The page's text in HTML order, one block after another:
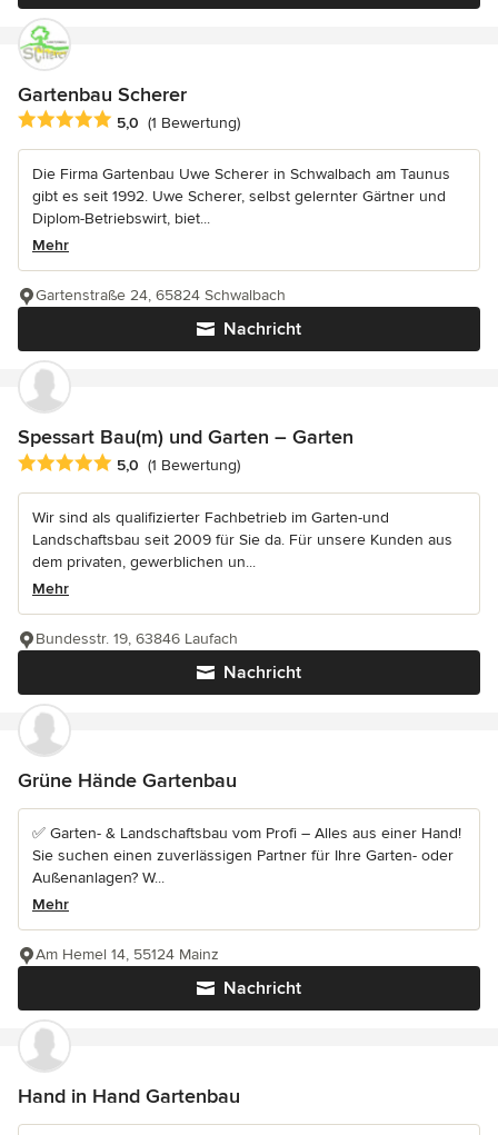
Gartenbau Scherer
Durchschnittliche Bewertung: 5 von 5 Sternen
5,0 (1 Bewertung)
Die Firma Gartenbau Uwe Scherer in Schwalbach am Taunus
gibt es seit 1992. Uwe Scherer, selbst gelernter Gärtner und
Diplom-Betriebswirt, biet...
Mehr
Nachricht
Gartenstraße 24, 65824 Schwalbach
Spessart Bau(m) und Garten – Garten
Durchschnittliche Bewertung: 5 von 5 Sternen
5,0 (1 Bewertung)
Wir sind als qualifizierter Fachbetrieb im Garten-und
Landschaftsbau seit 2009 für Sie da. Für unsere Kunden aus
dem privaten, gewerblichen un...
Mehr
Nachricht
Bundesstr. 19, 63846 Laufach
Grüne Hände Gartenbau
✅ Garten- & Landschaftsbau vom Profi – Alles aus einer Hand!
Sie suchen einen zuverlässigen Partner für Ihre Garten- oder
Außenanlagen? W...
Mehr
Nachricht
Am Hemel 14, 55124 Mainz
Hand in Hand Gartenbau